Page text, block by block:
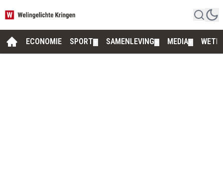
ECONOMIE SPORT SAMENLEVING MEDIA